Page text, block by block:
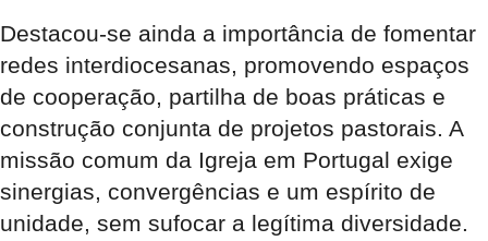
Destacou-se ainda a importância de fomentar
redes interdiocesanas, promovendo espaços
de cooperação, partilha de boas práticas e
construção conjunta de projetos pastorais. A
missão comum da Igreja em Portugal exige
sinergias, convergências e um espírito de
unidade, sem sufocar a legítima diversidade.